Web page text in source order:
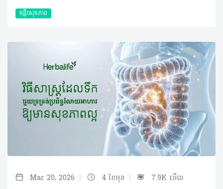
គន្លឹះសុខភាព
Mar 20, 2026 | 4 ខែមុន | 7.9K មើល